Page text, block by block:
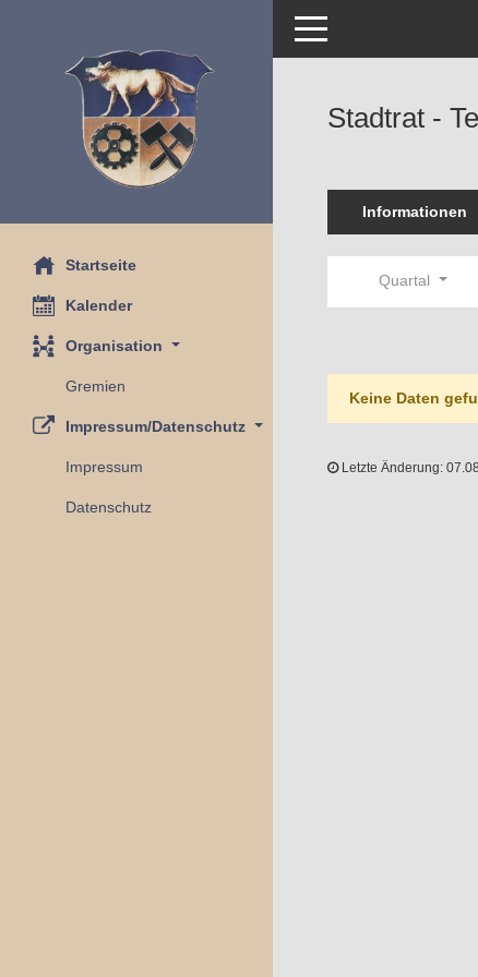
Startseite
Kalender
Organisation
Gremien
Impressum/Datenschutz
Impressum
Datenschutz
Toggle navigation
Stadtrat -
Informationen
Quartal
Keine Daten
Letzte Änderung: